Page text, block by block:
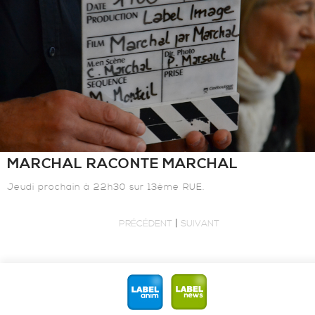
MARCHAL RACONTE MARCHAL
Jeudi prochain à 22h30 sur 13ème RUE.
PRÉCÉDENT | SUIVANT